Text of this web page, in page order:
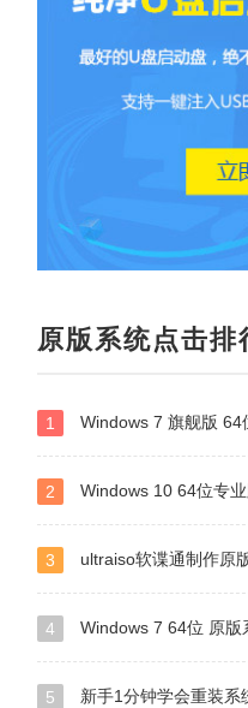
原版系统点击排
1 Windows 7 旗舰版 64
2 Windows 10 64位专
3 ultraiso软谍通制作原版系统写
4 Windows 7 64位 原版
5 新手1分钟学会重装系